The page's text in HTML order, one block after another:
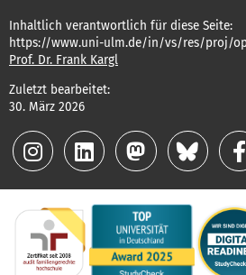
Inhaltlich verantwortlich für diese Seite:
https://www.uni-ulm.de/in/vs/res/proj/
Prof. Dr. Frank Kargl
Zuletzt bearbeitet:
30. März 2026